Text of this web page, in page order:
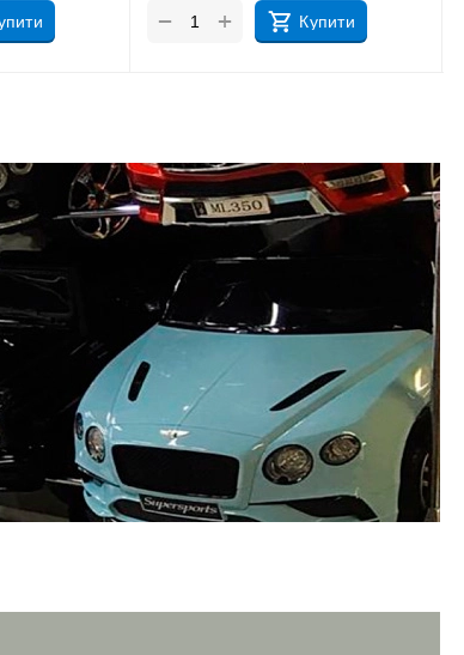
Купити
+
−